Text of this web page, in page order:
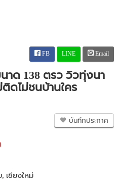
FB LINE Email
าด 138 ตรว วิวทุ่งนา
ดไม่ชนบ้านใคร
บันทึกประกาศ
เชียงใหม่